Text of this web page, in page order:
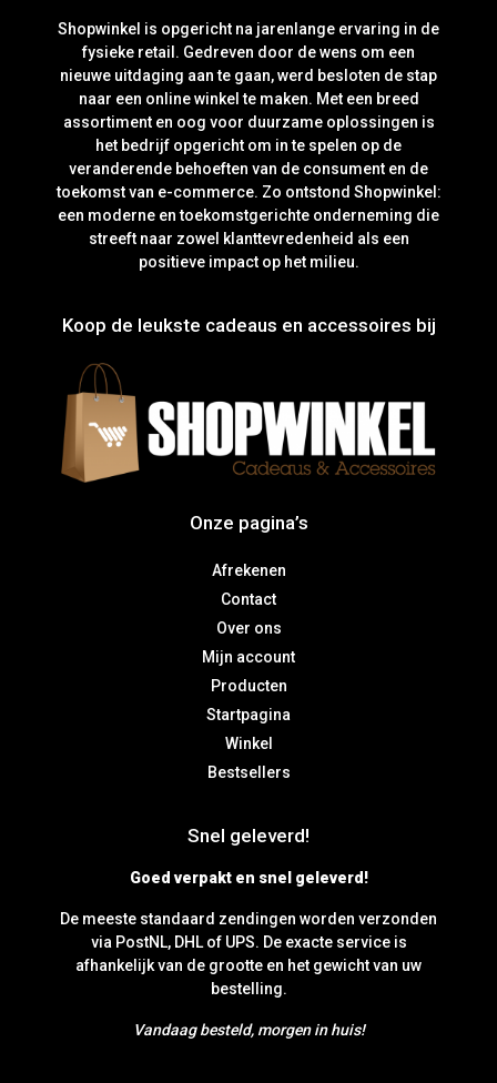
Shopwinkel is opgericht na jarenlange ervaring in de
fysieke retail. Gedreven door de wens om een
nieuwe uitdaging aan te gaan, werd besloten de stap
naar een online winkel te maken. Met een breed
assortiment en oog voor duurzame oplossingen is
het bedrijf opgericht om in te spelen op de
veranderende behoeften van de consument en de
toekomst van e-commerce. Zo ontstond Shopwinkel:
een moderne en toekomstgerichte onderneming die
streeft naar zowel klanttevredenheid als een
positieve impact op het milieu.
Koop de leukste cadeaus en accessoires bij
Onze pagina’s
Afrekenen
Contact
Over ons
Mijn account
Producten
Startpagina
Winkel
Bestsellers
Snel geleverd!
Goed verpakt en snel geleverd!
De meeste standaard zendingen worden verzonden
via PostNL, DHL of UPS. De exacte service is
afhankelijk van de grootte en het gewicht van uw
bestelling.
Vandaag besteld, morgen in huis!